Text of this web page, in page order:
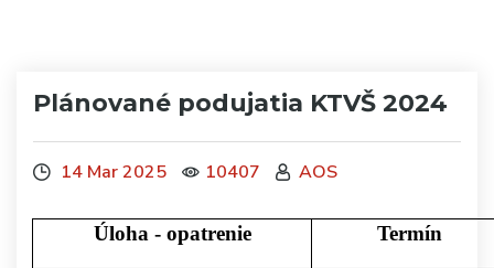
Plánované podujatia KTVŠ 2024
14 Mar 2025 10407 AOS
Úloha - opatrenie Termín